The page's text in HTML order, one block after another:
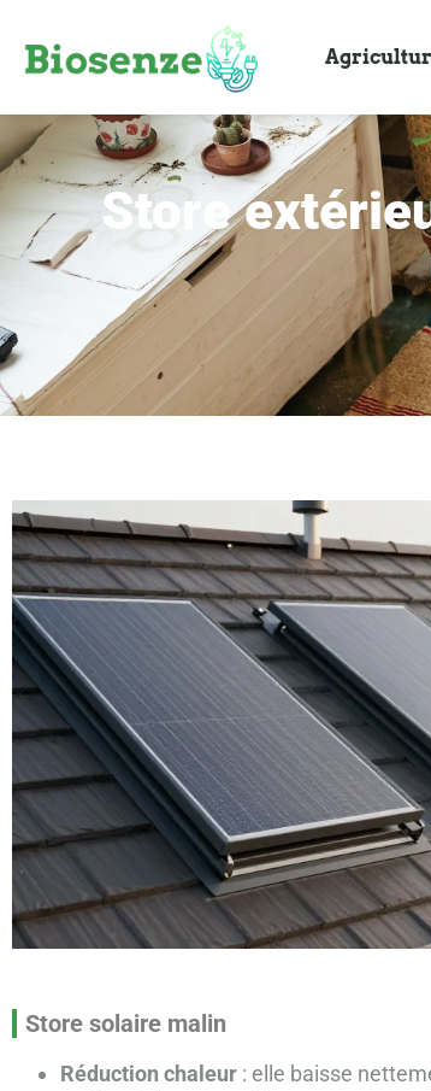
Store
Store solaire malin
Réduction chaleur : elle baisse